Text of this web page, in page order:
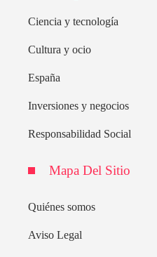
Ciencia y tecnología
Cultura y ocio
España
Inversiones y negocios
Responsabilidad Social
Mapa Del Sitio
Quiénes somos
Aviso Legal